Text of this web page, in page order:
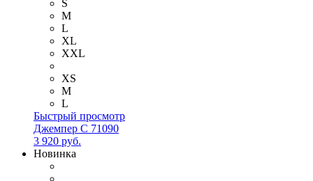
S
M
L
XL
XXL
XS
M
L
Быстрый просмотр
Джемпер С 71090
3 920 руб.
Новинка